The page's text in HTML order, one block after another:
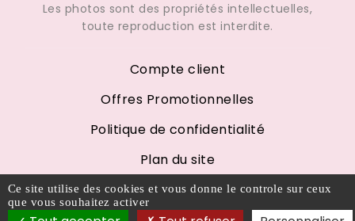
Les photos sont des propriétés intellectuelles,
toute reproduction est interdite.
Compte client
Offres Promotionnelles
Politique de confidentialité
Plan du site
Mentions légales
Ce site utilise des cookies et vous donne le controle sur ceux
que vous souhaitez activer